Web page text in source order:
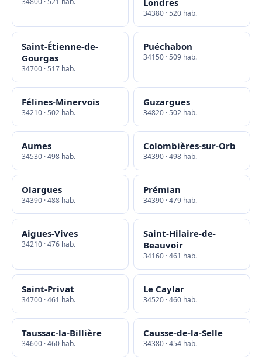
Londres
34380 · 520 hab.
Saint-Étienne-de-
Gourgas
34700 · 517 hab.
Puéchabon
34150 · 509 hab.
Félines-Minervois
34210 · 502 hab.
Guzargues
34820 · 502 hab.
Aumes
34530 · 498 hab.
Colombières-sur-Orb
34390 · 498 hab.
Olargues
34390 · 488 hab.
Prémian
34390 · 479 hab.
Aigues-Vives
34210 · 476 hab.
Saint-Hilaire-de-
Beauvoir
34160 · 461 hab.
Saint-Privat
34700 · 461 hab.
Le Caylar
34520 · 460 hab.
Taussac-la-Billière
34600 · 460 hab.
Causse-de-la-Selle
34380 · 454 hab.